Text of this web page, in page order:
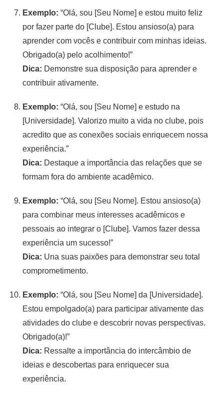
Exemplo: “Olá, sou [Seu Nome] e estou muito feliz
por fazer parte do [Clube]. Estou ansioso(a) para
aprender com vocês e contribuir com minhas ideias.
Obrigado(a) pelo acolhimento!”
Dica: Demonstre sua disposição para aprender e
contribuir ativamente.
Exemplo: “Olá, sou [Seu Nome] e estudo na
[Universidade]. Valorizo muito a vida no clube, pois
acredito que as conexões sociais enriquecem nossa
experiência.”
Dica: Destaque a importância das relações que se
formam fora do ambiente acadêmico.
Exemplo: “Olá, sou [Seu Nome]. Estou ansioso(a)
para combinar meus interesses acadêmicos e
pessoais ao integrar o [Clube]. Vamos fazer dessa
experiência um sucesso!”
Dica: Una suas paixões para demonstrar seu total
comprometimento.
Exemplo: “Olá, sou [Seu Nome] da [Universidade].
Estou empolgado(a) para participar ativamente das
atividades do clube e descobrir novas perspectivas.
Obrigado(a)!”
Dica: Ressalte a importância do intercâmbio de
ideias e descobertas para enriquecer sua
experiência.